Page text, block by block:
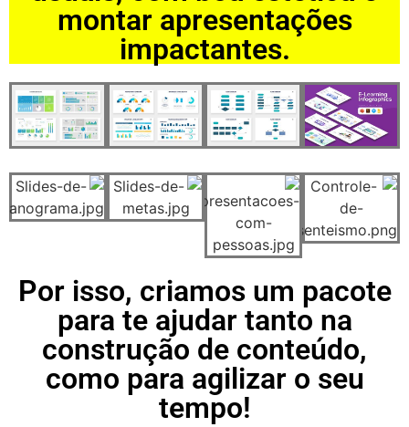
montar apresentações
impactantes.
Por isso, criamos um pacote
para te ajudar tanto na
construção de conteúdo,
como para agilizar o seu
tempo!